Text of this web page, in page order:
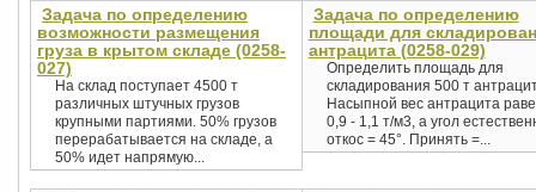
Задача по определению
возможности размещения
груза в крытом складе (0258-
027)
На склад поступает 4500 т
различных штучных грузов
крупными партиями. 50% грузов
перерабатывается на складе, a
50% идет напрямую...
Задача по определению
площади для
антрацита (0258-029)
Определить площадь для
складирования 500 т
Насыпной вес антрацита
0,9 - 1,1 т/м3, а угол
откос = 45°. Принять =...